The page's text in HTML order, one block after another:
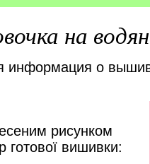
на
информация о
рисунком
готової вишивки: